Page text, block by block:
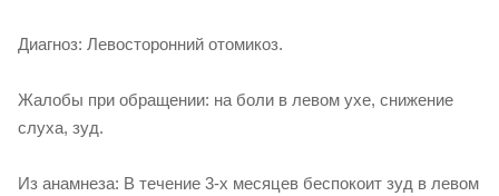
Диагноз: Левосторонний отомикоз.
Жалобы при обращении: на боли в левом ухе, снижение
слуха, зуд.
Из анамнеза: В течение 3-х месяцев беспокоит зуд в левом